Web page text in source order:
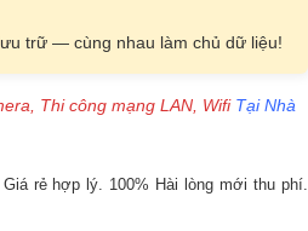
trữ — cùng nhau làm chủ dữ liệu!
Thi công mạng LAN, Wifi Tại Nhà
rẻ hợp lý. 100% Hài lòng mới thu phí.